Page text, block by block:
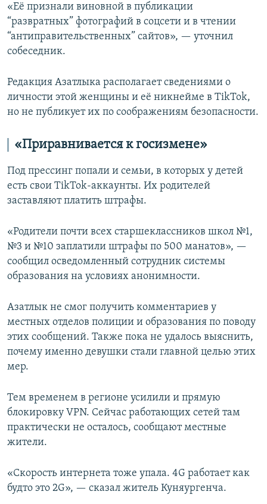
«Её признали виновной в публикации
“развратных” фотографий в соцсети и в чтении
“антиправительственных” сайтов», — уточнил
собеседник.
Редакция Азатлыка располагает сведениями о
личности этой женщины и её никнейме в TikTok,
но не публикует их по соображениям безопасности.
«Приравнивается к госизмене»
Под прессинг попали и семьи, в которых у детей
есть свои TikTok-аккаунты. Их родителей
заставляют платить штрафы.
«Родители почти всех старшеклассников школ №1,
№3 и №10 заплатили штрафы по 500 манатов», —
сообщил осведомленный сотрудник системы
образования на условиях анонимности.
Азатлык не смог получить комментариев у
местных отделов полиции и образования по поводу
этих сообщений. Также пока не удалось выяснить,
почему именно девушки стали главной целью этих
мер.
Тем временем в регионе усилили и прямую
блокировку VPN. Сейчас работающих сетей там
практически не осталось, сообщают местные
жители.
«Скорость интернета тоже упала. 4G работает как
будто это 2G», — сказал житель Куняургенча.